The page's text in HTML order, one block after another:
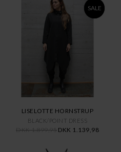
SALE
LISELOTTE HORNSTRUP
BLACK/POINT DRESS
DKK 1.899,95 DKK 1.139,98